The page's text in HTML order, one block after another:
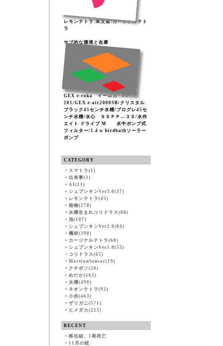
レモンテトラ:朱文金:カージナルテト
ラ
サブ的な環境と在庫
GEX e-roka イーロカ PF-
201/GEX e-air2000SB/クリスタル
ブラック45センチ水槽/プログレ45セ
ンチ水槽/水心 ＳＳＰＰ―３Ｓ/水作
エイト ドライブ M 水中ポンプ式
フィルター/1.4 w birdbathソーラー
ポンプ
CATEGORY
・ スマトラ(1)
・ 出来事(3)
・ AI(11)
・ シュブンキンVer3.0(37)
・ レモンテトラ(45)
・ 植物(270)
・ 水槽生まれコリドラス(88)
・ 池(107)
・ シュブンキンVer2.0(84)
・ 機材(390)
・ カージナルテトラ(68)
・ シュブンキンVer1.0(53)
・ コリドラス(65)
・ MortionSensor(19)
・ クチボソ(20)
・ めだか(163)
・ 水槽(490)
・ ネオンテトラ(92)
・ 小赤(463)
・ ザリガニ(571)
・ ヒメダカ(223)
RECENT
・ 移住組、1尾死亡
・ 11月の蚊